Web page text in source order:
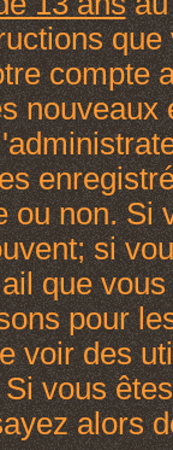
compte
ou non. Si
si
que
pour
voir des
vous
alors